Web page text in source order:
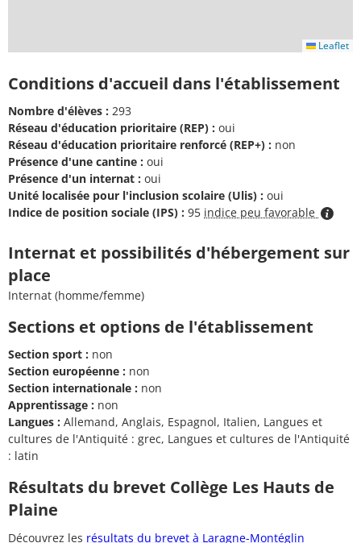
Leaflet
Conditions d'accueil dans l'établissement
Nombre d'élèves : 293
Réseau d'éducation prioritaire (REP) : oui
Réseau d'éducation prioritaire renforcé (REP+) : non
Présence d'une cantine : oui
Présence d'un internat : oui
Unité localisée pour l'inclusion scolaire (Ulis) : oui
Indice de position sociale (IPS) : 95 indice peu favorable
Internat et possibilités d'hébergement sur
place
Internat (homme/femme)
Sections et options de l'établissement
Section sport : non
Section européenne : non
Section internationale : non
Apprentissage : non
Langues : Allemand, Anglais, Espagnol, Italien, Langues et
cultures de l'Antiquité : grec, Langues et cultures de l'Antiquité
: latin
Résultats du brevet Collège Les Hauts de
Plaine
Découvrez les résultats du brevet à Laragne-Montéglin